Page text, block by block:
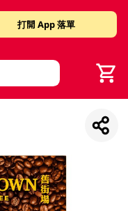
打開 App 落單